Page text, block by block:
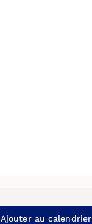
Ajouter au calendrier